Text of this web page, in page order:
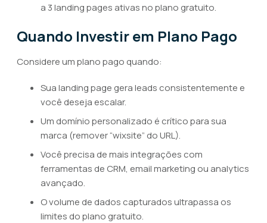
a 3 landing pages ativas no plano gratuito.
Quando Investir em Plano Pago
Considere um plano pago quando:
Sua landing page gera leads consistentemente e
você deseja escalar.
Um domínio personalizado é crítico para sua
marca (remover “wixsite” do URL).
Você precisa de mais integrações com
ferramentas de CRM, email marketing ou analytics
avançado.
O volume de dados capturados ultrapassa os
limites do plano gratuito.